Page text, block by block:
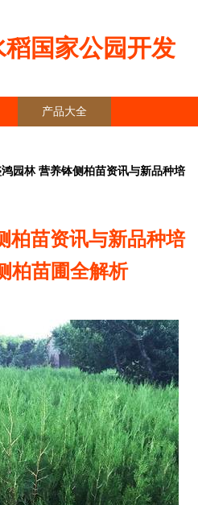
国家公园开发
产品大全
园林 营养钵侧柏苗资讯与新品种培
柏苗资讯与新品种培
柏苗圃全解析